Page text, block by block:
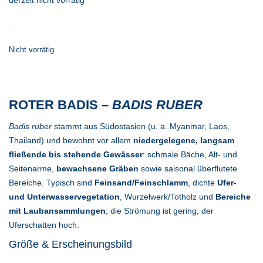
Nicht vorrätig
ROTER BADIS – BADIS RUBER
Badis ruber stammt aus Südostasien (u. a. Myanmar, Laos,
Thailand) und bewohnt vor allem niedergelegene, langsam
fließende bis stehende Gewässer: schmale Bäche, Alt- und
Seitenarme, bewachsene Gräben sowie saisonal überflutete
Bereiche. Typisch sind Feinsand/Feinschlamm, dichte Ufer-
und Unterwasservegetation, Wurzelwerk/Totholz und Bereiche
mit Laubansammlungen; die Strömung ist gering, der
Uferschatten hoch.
Größe & Erscheinungsbild